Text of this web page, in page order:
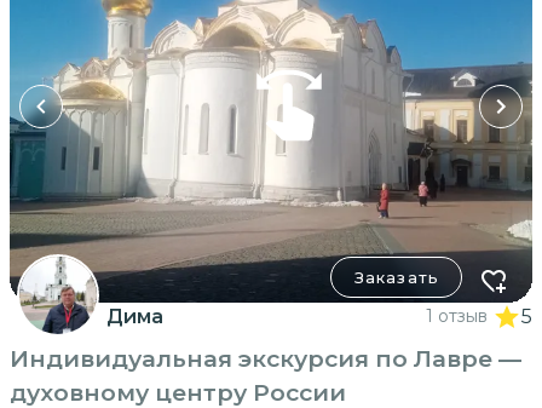
Заказать
Дима 1 отзыв 5
Индивидуальная экскурсия по Лавре —
духовному центру России